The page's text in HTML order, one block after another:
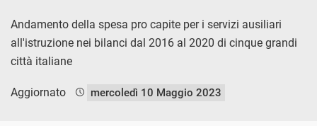
Andamento della spesa pro capite per i servizi ausiliari
all'istruzione nei bilanci dal 2016 al 2020 di cinque grandi
città italiane
Aggiornato mercoledì 10 Maggio 2023